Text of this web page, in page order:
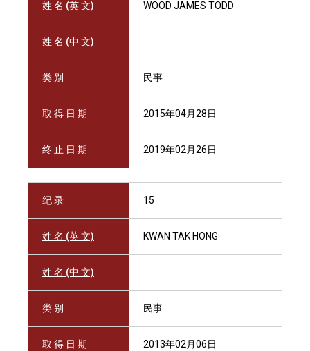
姓 名 (英 文) WOOD JAMES TODD
姓 名 (中 文)
类 别 民事
取 得 日 期 2015年04月28日
终 止 日 期 2019年02月26日
纪 录 15
姓 名 (英 文) KWAN TAK HONG
姓 名 (中 文)
类 别 民事
取 得 日 期 2013年02月06日